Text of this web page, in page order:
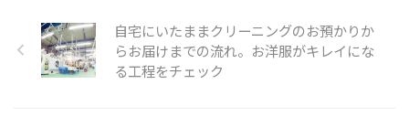
自宅にいたままクリーニングのお預かりか
らお届けまでの流れ。お洋服がキレイにな
る工程をチェック